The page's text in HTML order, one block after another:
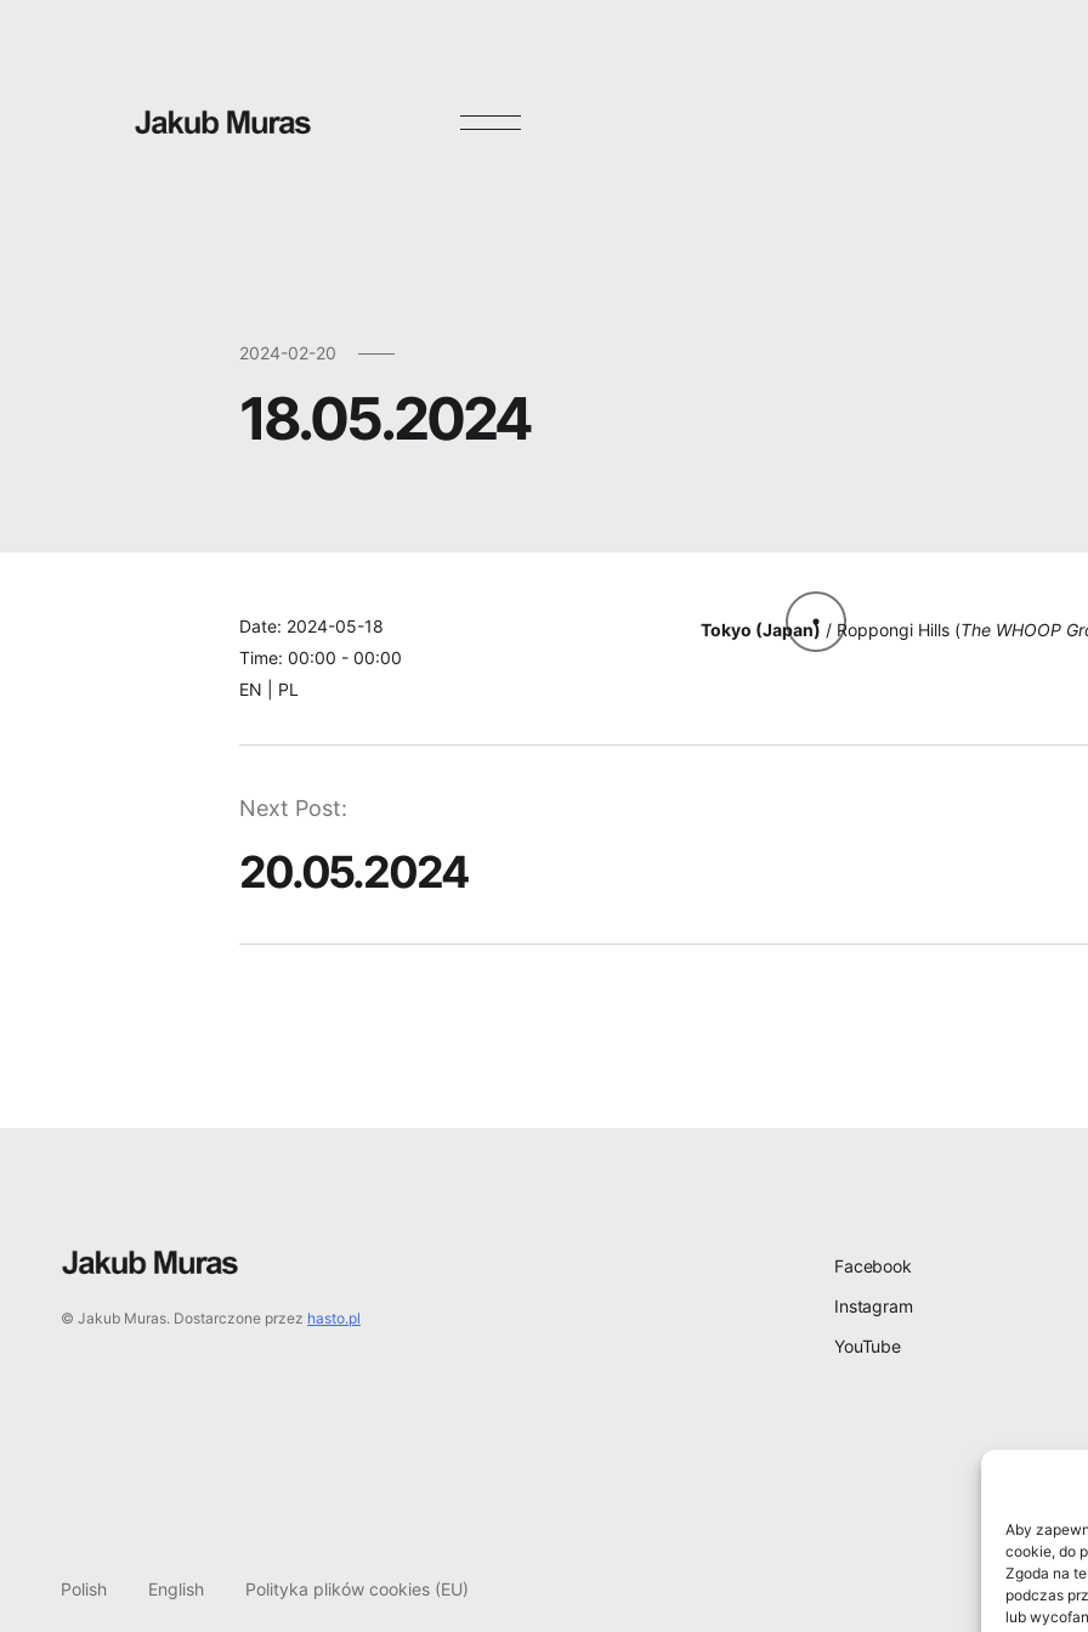
Aby
cookie, do
Zgoda na
podczas
lub
2024-02-20
18.05.2024
Date: 2024-05-18
Time: 00:00 - 00:00
EN | PL
Tokyo (Japan) / Roppongi Hills (The WHOOP
Nawigacja
wpisu
Next Post:
20.05.2024
© Jakub Muras. Dostarczone przez hasto.pl
Facebook
Instagram
YouTube
Polish English Polityka plików cookies (EU)